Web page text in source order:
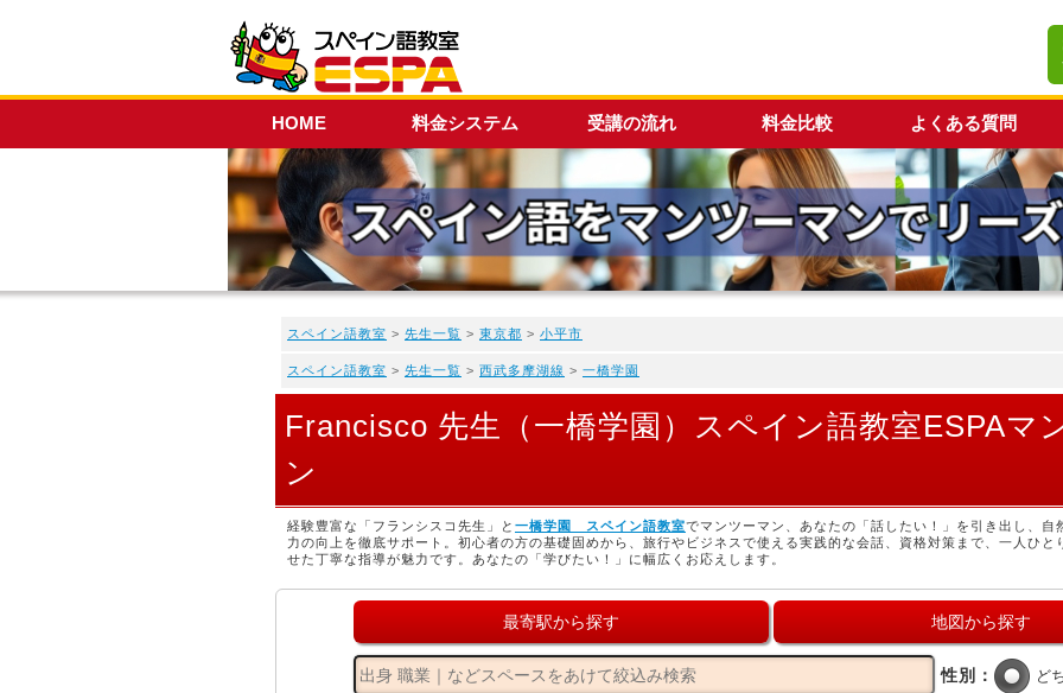
HOME 料金システム 受講の流れ 料金比較 よくある質問
スペイン語教室 > 先生一覧 > 東京都 > 小平市
スペイン語教室 > 先生一覧 > 西武多摩湖線 > 一橋学園
Francisco 先生（一橋学園）スペイン語教室ESPAマ
ン
経験豊富な「フランシスコ先生」と 一橋学園 スペイン語教室でマンツーマン、あなたの「話したい！」を引き出し、自
力の向上を徹底サポート。初心者の方の基礎固めから、旅行やビジネスで使える実践的な会話、資格対策まで、一人ひと
せた丁寧な指導が魅力です。あなたの「学びたい！」に幅広くお応えします。
最寄駅から探す 地図から探す
性別： ど